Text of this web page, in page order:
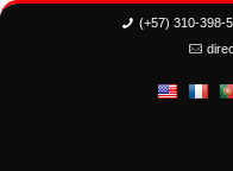
(+57) 310-398-